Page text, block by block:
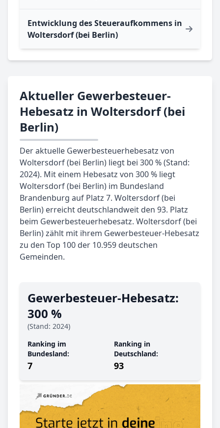
Entwicklung des Steueraufkommens in
Woltersdorf (bei Berlin)
Aktueller Gewerbesteuer-
Hebesatz in Woltersdorf (bei
Berlin)
Der aktuelle Gewerbesteuerhebesatz von
Woltersdorf (bei Berlin) liegt bei 300 % (Stand:
2024). Mit einem Hebesatz von 300 % liegt
Woltersdorf (bei Berlin) im Bundesland
Brandenburg auf Platz 7. Woltersdorf (bei
Berlin) erreicht deutschlandweit den 93. Platz
beim Gewerbesteuerhebesatz. Woltersdorf (bei
Berlin) zählt mit ihrem Gewerbesteuer-Hebesatz
zu den Top 100 der 10.959 deutschen
Gemeinden.
Gewerbe­steuer-Hebe­satz:
300 %
(Stand: 2024)
Ranking im
Bundesland:
7
Ranking in
Deutschland:
93